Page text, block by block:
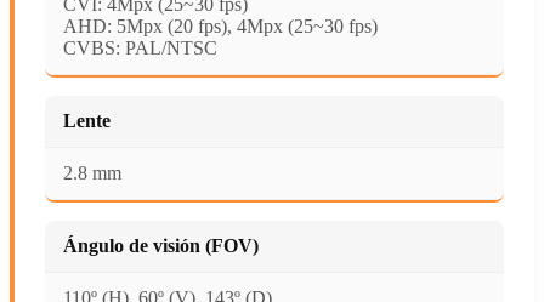
AHD: 5Mpx (20 fps), 4Mpx (25~30 fps)
CVBS: PAL/NTSC
Lente
2.8 mm
Ángulo de visión (FOV)
110º (H), 60º (V), 143º (D)